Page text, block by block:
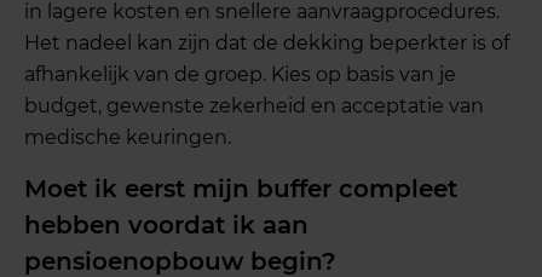
in lagere kosten en snellere aanvraagprocedures.
Het nadeel kan zijn dat de dekking beperkter is of
afhankelijk van de groep. Kies op basis van je
budget, gewenste zekerheid en acceptatie van
medische keuringen.
Moet ik eerst mijn buffer compleet
hebben voordat ik aan
pensioenopbouw begin?